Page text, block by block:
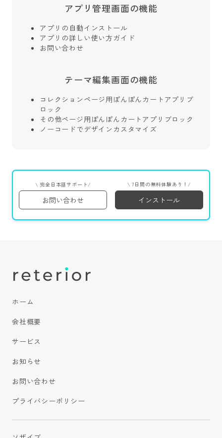
アプリ管理画面の機能
アプリの自動インストール
アプリの詳しい使い方ガイド
お問い合わせ
テーマ編集画面の機能
コレクションページ用ぽんぽんカートアプリブ
ロック
その他ページ用ぽんぽんカートアプリブロック
ノーコードでデザインカスタマイズ
\ 完全日本語サポート/
お問い合わせ
\ 7日間の無料体験あり！/
インストール
ホーム
会社概要
サービス
お知らせ
お問い合わせ
プライバシーポリシー